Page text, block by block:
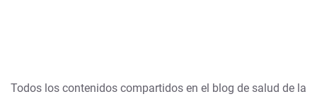
Todos los contenidos compartidos en el blog de salud de la